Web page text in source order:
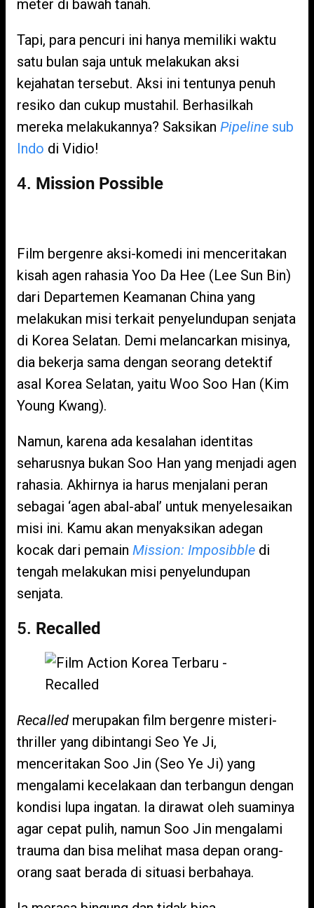
meter di bawah tanah.
Tapi, para pencuri ini hanya memiliki waktu
satu bulan saja untuk melakukan aksi
kejahatan tersebut. Aksi ini tentunya penuh
resiko dan cukup mustahil. Berhasilkah
mereka melakukannya? Saksikan Pipeline sub
Indo di Vidio!
4. Mission Possible
Film bergenre aksi-komedi ini menceritakan
kisah agen rahasia Yoo Da Hee (Lee Sun Bin)
dari Departemen Keamanan China yang
melakukan misi terkait penyelundupan senjata
di Korea Selatan. Demi melancarkan misinya,
dia bekerja sama dengan seorang detektif
asal Korea Selatan, yaitu Woo Soo Han (Kim
Young Kwang).
Namun, karena ada kesalahan identitas
seharusnya bukan Soo Han yang menjadi agen
rahasia. Akhirnya ia harus menjalani peran
sebagai ‘agen abal-abal’ untuk menyelesaikan
misi ini. Kamu akan menyaksikan adegan
kocak dari pemain Mission: Imposibble di
tengah melakukan misi penyelundupan
senjata.
5. Recalled
Recalled merupakan film bergenre misteri-
thriller yang dibintangi Seo Ye Ji,
menceritakan Soo Jin (Seo Ye Ji) yang
mengalami kecelakaan dan terbangun dengan
kondisi lupa ingatan. Ia dirawat oleh suaminya
agar cepat pulih, namun Soo Jin mengalami
trauma dan bisa melihat masa depan orang-
orang saat berada di situasi berbahaya.